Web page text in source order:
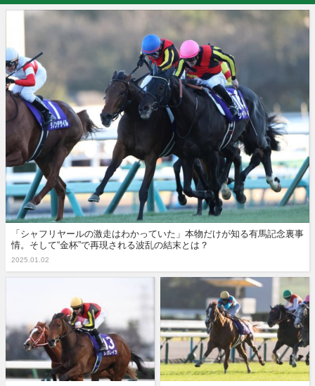
「シャフリヤールの激走はわかっていた」本物だけが知る有馬記念裏事
情。そして“金杯”で再現される波乱の結末とは？
2025.01.02